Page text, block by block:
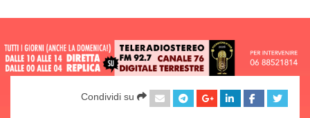
Condividi su